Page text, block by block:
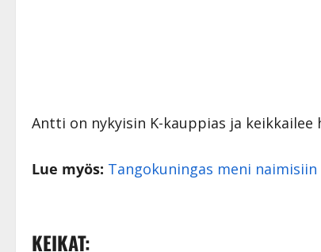
Antti on nykyisin K-kauppias ja keikkailee
Lue myös: Tangokuningas meni
KEIKAT: